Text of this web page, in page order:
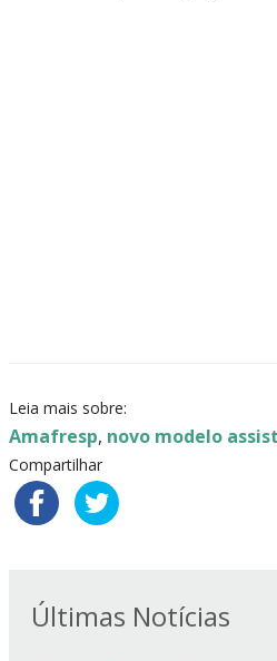
Leia mais sobre:
Amafresp, novo modelo
Compartilhar
Últimas Notícias